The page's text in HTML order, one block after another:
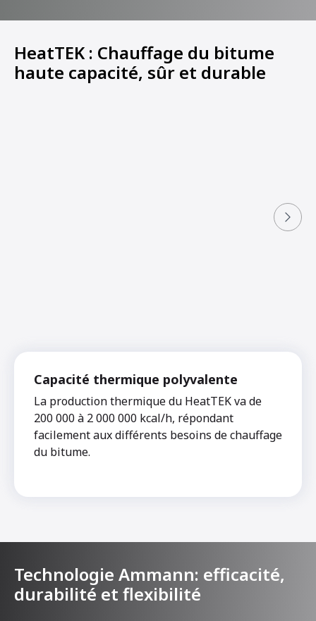
HeatTEK : Chauffage du bitume
haute capacité, sûr et durable
Capacité thermique polyvalente
La production thermique du HeatTEK va de
200 000 à 2 000 000 kcal/h, répondant
facilement aux différents besoins de chauffage
du bitume.
Technologie Ammann: efficacité,
durabilité et flexibilité